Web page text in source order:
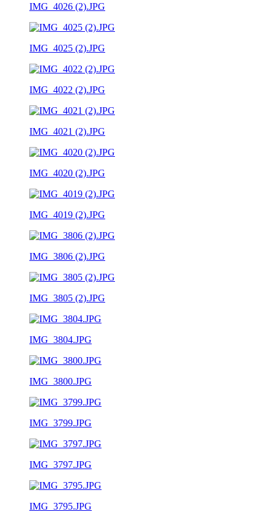
IMG_4026 (2).JPG
IMG_4025 (2).JPG
IMG_4022 (2).JPG
IMG_4021 (2).JPG
IMG_4020 (2).JPG
IMG_4019 (2).JPG
IMG_3806 (2).JPG
IMG_3805 (2).JPG
IMG_3804.JPG
IMG_3800.JPG
IMG_3799.JPG
IMG_3797.JPG
IMG_3795.JPG